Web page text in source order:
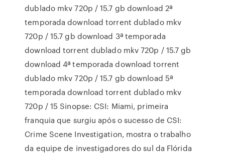
dublado mkv 720p / 15.7 gb download 2ª
temporada download torrent dublado mkv
720p / 15.7 gb download 3ª temporada
download torrent dublado mkv 720p / 15.7 gb
download 4ª temporada download torrent
dublado mkv 720p / 15.7 gb download 5ª
temporada download torrent dublado mkv
720p / 15 Sinopse: CSI: Miami, primeira
franquia que surgiu após o sucesso de CSI:
Crime Scene Investigation, mostra o trabalho
da equipe de investigadores do sul da Flórida